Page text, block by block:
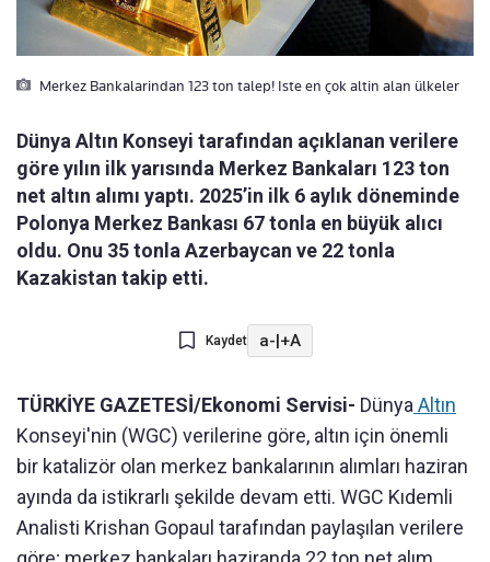
Merkez Bankalarindan 123 ton talep! Iste en çok altin alan ülkeler
Dünya Altın Konseyi tarafından açıklanan verilere
göre yılın ilk yarısında Merkez Bankaları 123 ton
net altın alımı yaptı. 2025’in ilk 6 aylık döneminde
Polonya Merkez Bankası 67 tonla en büyük alıcı
oldu. Onu 35 tonla Azerbaycan ve 22 tonla
Kazakistan takip etti.
Kaydet a-|+A
TÜRKİYE GAZETESİ/Ekonomi Servisi- Dünya Altın
Konseyi'nin (WGC) verilerine göre, altın için önemli
bir katalizör olan merkez bankalarının alımları haziran
ayında da istikrarlı şekilde devam etti. WGC Kıdemli
Analisti Krishan Gopaul tarafından paylaşılan verilere